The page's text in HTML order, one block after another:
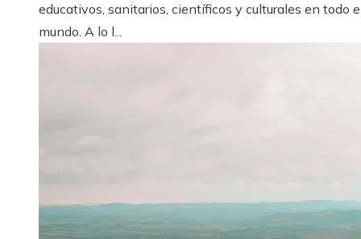
educativos, sanitarios, científicos y culturales en todo
mundo. A lo l...